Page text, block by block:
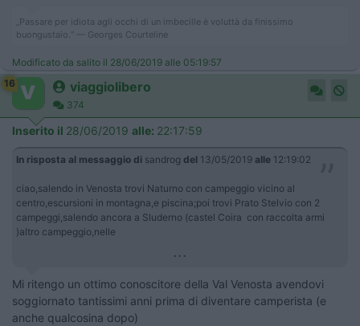
„Passare per idiota agli occhi di un imbecille è voluttà da finissimo
buongustaio.“ — Georges Courteline
Modificato da salito il 28/06/2019 alle 05:19:57
16
viaggiolibero
374
Inserito il 28/06/2019 alle: 22:17:59
In risposta al messaggio di sandrog del 13/05/2019 alle 12:19:02
ciao,salendo in Venosta trovi Naturno con campeggio vicino al
centro,escursioni in montagna,e piscina;poi trovi Prato Stelvio con 2
campeggi,salendo ancora a Sluderno (castel Coira con raccolta armi
)altro campeggio,nelle
...
Mi ritengo un ottimo conoscitore della Val Venosta avendovi
soggiornato tantissimi anni prima di diventare camperista (e
anche qualcosina dopo)